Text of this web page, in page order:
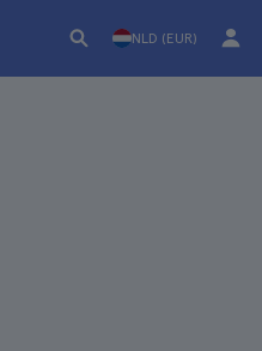
NLD (EUR)